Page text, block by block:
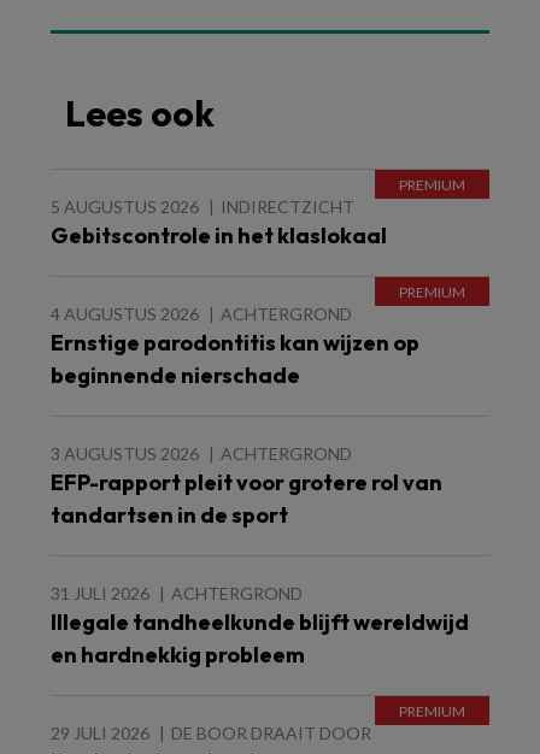
Lees ook
5 AUGUSTUS 2026 INDIRECTZICHT
Gebitscontrole in het klaslokaal
4 AUGUSTUS 2026 ACHTERGROND
Ernstige parodontitis kan wijzen op
beginnende nierschade
3 AUGUSTUS 2026 ACHTERGROND
EFP-rapport pleit voor grotere rol van
tandartsen in de sport
31 JULI 2026 ACHTERGROND
Illegale tandheelkunde blijft wereldwijd
en hardnekkig probleem
29 JULI 2026 DE BOOR DRAAIT DOOR